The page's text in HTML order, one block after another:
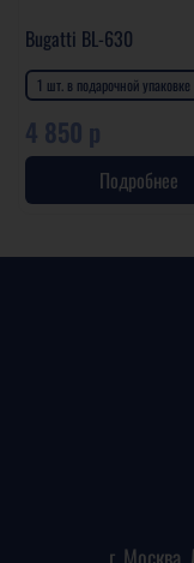
Bugatti BL-630
1 шт. в подарочной упаковке
4 850 р
Подробнее
г.